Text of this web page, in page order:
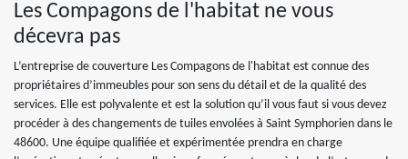
Les Compagons de l'habitat ne vous
décevra pas
L’entreprise de couverture Les Compagons de l'habitat est connue des
propriétaires d’immeubles pour son sens du détail et de la qualité des
services. Elle est polyvalente et est la solution qu’il vous faut si vous devez
procéder à des changements de tuiles envolées à Saint Symphorien dans le
48600. Une équipe qualifiée et expérimentée prendra en charge